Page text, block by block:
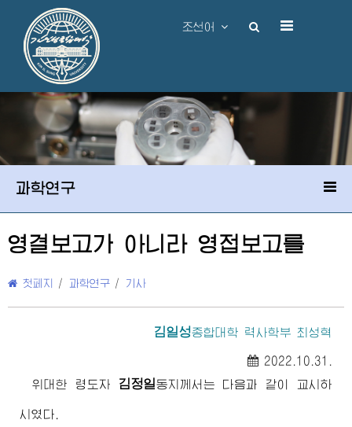
조선어
과학연구
영결보고가 아니라 영접보고를
첫페지 / 과학연구 / 기사
김일성종합대학 력사학부 최성혁
2022.10.31.
위대한
령도자 김정일동지 께서는 다음과 같이 교시하
시였다.